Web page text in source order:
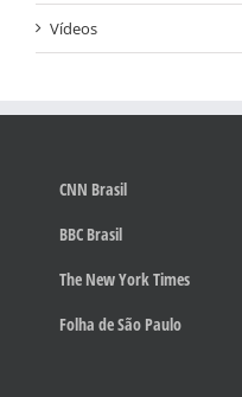
Vídeos
CNN Brasil
BBC Brasil
The New York Times
Folha de São Paulo